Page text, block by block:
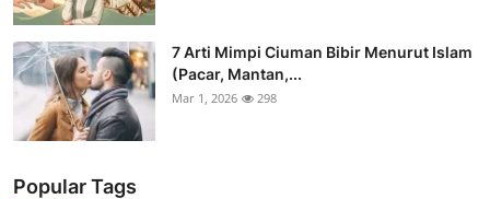
7 Arti Mimpi Ciuman Bibir Menurut Islam
(Pacar, Mantan,...
Mar 1, 2026 298
Popular Tags